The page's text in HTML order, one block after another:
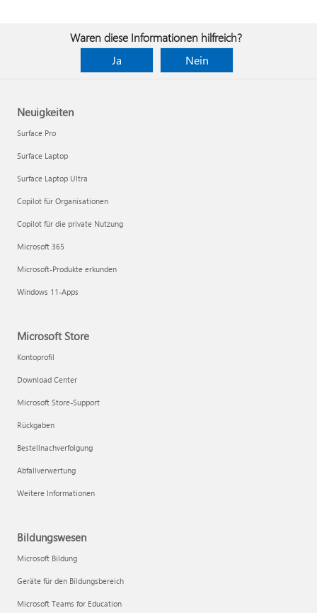
Waren diese Informationen hilfreich?
Ja
Nein
Neuigkeiten
Surface Pro
Surface Laptop
Surface Laptop Ultra
Copilot für Organisationen
Copilot für die private Nutzung
Microsoft 365
Microsoft-Produkte erkunden
Windows 11-Apps
Microsoft Store
Kontoprofil
Download Center
Microsoft Store-Support
Rückgaben
Bestellnachverfolgung
Abfallverwertung
Weitere Informationen
Bildungswesen
Microsoft Bildung
Geräte für den Bildungsbereich
Microsoft Teams for Education